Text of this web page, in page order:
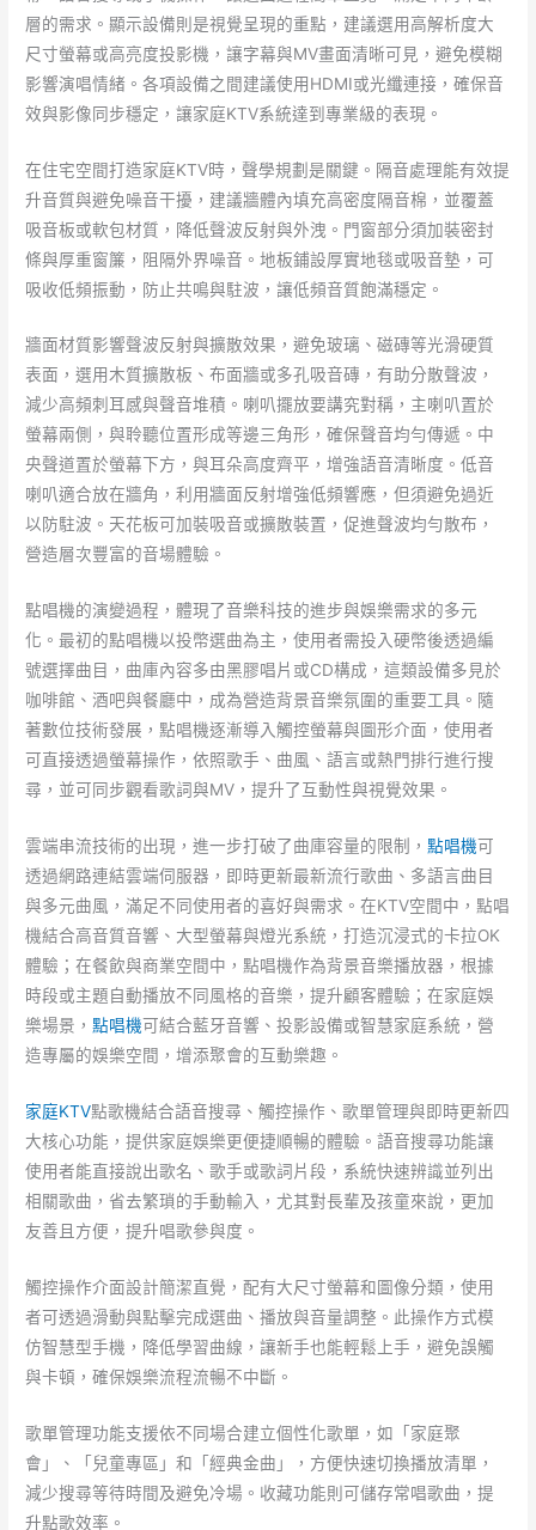
層的需求。顯示設備則是視覺呈現的重點，建議選用高解析度大
尺寸螢幕或高亮度投影機，讓字幕與MV畫面清晰可見，避免模糊
影響演唱情緒。各項設備之間建議使用HDMI或光纖連接，確保音
效與影像同步穩定，讓家庭KTV系統達到專業級的表現。
在住宅空間打造家庭KTV時，聲學規劃是關鍵。隔音處理能有效提
升音質與避免噪音干擾，建議牆體內填充高密度隔音棉，並覆蓋
吸音板或軟包材質，降低聲波反射與外洩。門窗部分須加裝密封
條與厚重窗簾，阻隔外界噪音。地板鋪設厚實地毯或吸音墊，可
吸收低頻振動，防止共鳴與駐波，讓低頻音質飽滿穩定。
牆面材質影響聲波反射與擴散效果，避免玻璃、磁磚等光滑硬質
表面，選用木質擴散板、布面牆或多孔吸音磚，有助分散聲波，
減少高頻刺耳感與聲音堆積。喇叭擺放要講究對稱，主喇叭置於
螢幕兩側，與聆聽位置形成等邊三角形，確保聲音均勻傳遞。中
央聲道置於螢幕下方，與耳朵高度齊平，增強語音清晰度。低音
喇叭適合放在牆角，利用牆面反射增強低頻響應，但須避免過近
以防駐波。天花板可加裝吸音或擴散裝置，促進聲波均勻散布，
營造層次豐富的音場體驗。
點唱機的演變過程，體現了音樂科技的進步與娛樂需求的多元
化。最初的點唱機以投幣選曲為主，使用者需投入硬幣後透過編
號選擇曲目，曲庫內容多由黑膠唱片或CD構成，這類設備多見於
咖啡館、酒吧與餐廳中，成為營造背景音樂氛圍的重要工具。隨
著數位技術發展，點唱機逐漸導入觸控螢幕與圖形介面，使用者
可直接透過螢幕操作，依照歌手、曲風、語言或熱門排行進行搜
尋，並可同步觀看歌詞與MV，提升了互動性與視覺效果。
雲端串流技術的出現，進一步打破了曲庫容量的限制，點唱機可
透過網路連結雲端伺服器，即時更新最新流行歌曲、多語言曲目
與多元曲風，滿足不同使用者的喜好與需求。在KTV空間中，點唱
機結合高音質音響、大型螢幕與燈光系統，打造沉浸式的卡拉OK
體驗；在餐飲與商業空間中，點唱機作為背景音樂播放器，根據
時段或主題自動播放不同風格的音樂，提升顧客體驗；在家庭娛
樂場景，點唱機可結合藍牙音響、投影設備或智慧家庭系統，營
造專屬的娛樂空間，增添聚會的互動樂趣。
家庭KTV點歌機結合語音搜尋、觸控操作、歌單管理與即時更新四
大核心功能，提供家庭娛樂更便捷順暢的體驗。語音搜尋功能讓
使用者能直接說出歌名、歌手或歌詞片段，系統快速辨識並列出
相關歌曲，省去繁瑣的手動輸入，尤其對長輩及孩童來說，更加
友善且方便，提升唱歌參與度。
觸控操作介面設計簡潔直覺，配有大尺寸螢幕和圖像分類，使用
者可透過滑動與點擊完成選曲、播放與音量調整。此操作方式模
仿智慧型手機，降低學習曲線，讓新手也能輕鬆上手，避免誤觸
與卡頓，確保娛樂流程流暢不中斷。
歌單管理功能支援依不同場合建立個性化歌單，如「家庭聚
會」、「兒童專區」和「經典金曲」，方便快速切換播放清單，
減少搜尋等待時間及避免冷場。收藏功能則可儲存常唱歌曲，提
升點歌效率。